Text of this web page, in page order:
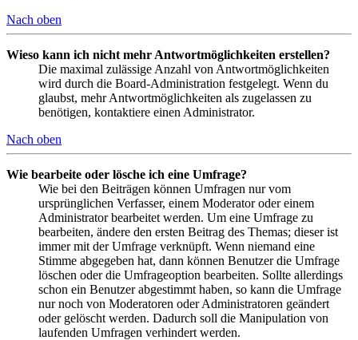
Nach oben
Wieso kann ich nicht mehr Antwortmöglichkeiten erstellen?
Die maximal zulässige Anzahl von Antwortmöglichkeiten
wird durch die Board-Administration festgelegt. Wenn du
glaubst, mehr Antwortmöglichkeiten als zugelassen zu
benötigen, kontaktiere einen Administrator.
Nach oben
Wie bearbeite oder lösche ich eine Umfrage?
Wie bei den Beiträgen können Umfragen nur vom
ursprünglichen Verfasser, einem Moderator oder einem
Administrator bearbeitet werden. Um eine Umfrage zu
bearbeiten, ändere den ersten Beitrag des Themas; dieser ist
immer mit der Umfrage verknüpft. Wenn niemand eine
Stimme abgegeben hat, dann können Benutzer die Umfrage
löschen oder die Umfrageoption bearbeiten. Sollte allerdings
schon ein Benutzer abgestimmt haben, so kann die Umfrage
nur noch von Moderatoren oder Administratoren geändert
oder gelöscht werden. Dadurch soll die Manipulation von
laufenden Umfragen verhindert werden.